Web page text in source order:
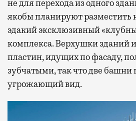
не для перехода из одного
якобы планируют разместить
эдакий эксклюзивный
комплекса. Верхушки зданий
пластин, идущих по фасаду,
зубчатыми, так что две
угрожающий вид.